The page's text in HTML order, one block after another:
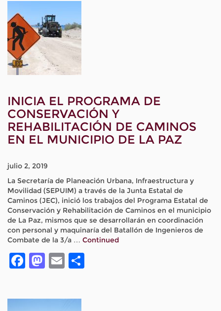
INICIA EL PROGRAMA DE
CONSERVACIÓN Y
REHABILITACIÓN DE CAMINOS
EN EL MUNICIPIO DE LA PAZ
julio 2, 2019
La Secretaría de Planeación Urbana, Infraestructura y
Movilidad (SEPUIM) a través de la Junta Estatal de
Caminos (JEC), inició los trabajos del Programa Estatal de
Conservación y Rehabilitación de Caminos en el municipio
de La Paz, mismos que se desarrollarán en coordinación
con personal y maquinaría del Batallón de Ingenieros de
Combate de la 3/a … Continued
Facebook
Mastodon
Email